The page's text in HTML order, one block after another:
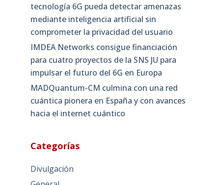
tecnología 6G pueda detectar amenazas
mediante inteligencia artificial sin
comprometer la privacidad del usuario
IMDEA Networks consigue financiación
para cuatro proyectos de la SNS JU para
impulsar el futuro del 6G en Europa
MADQuantum-CM culmina con una red
cuántica pionera en España y con avances
hacia el internet cuántico
Categorías
Divulgación